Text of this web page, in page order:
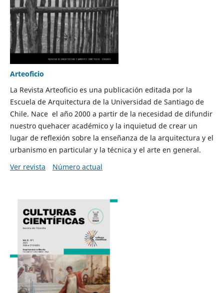
Arteoficio
La Revista Arteoficio es una publicación editada por la
Escuela de Arquitectura de la Universidad de Santiago de
Chile. Nace el año 2000 a partir de la necesidad de difundir
nuestro quehacer académico y la inquietud de crear un
lugar de reflexión sobre la enseñanza de la arquitectura y el
urbanismo en particular y la técnica y el arte en general.
Ver revista
Número actual